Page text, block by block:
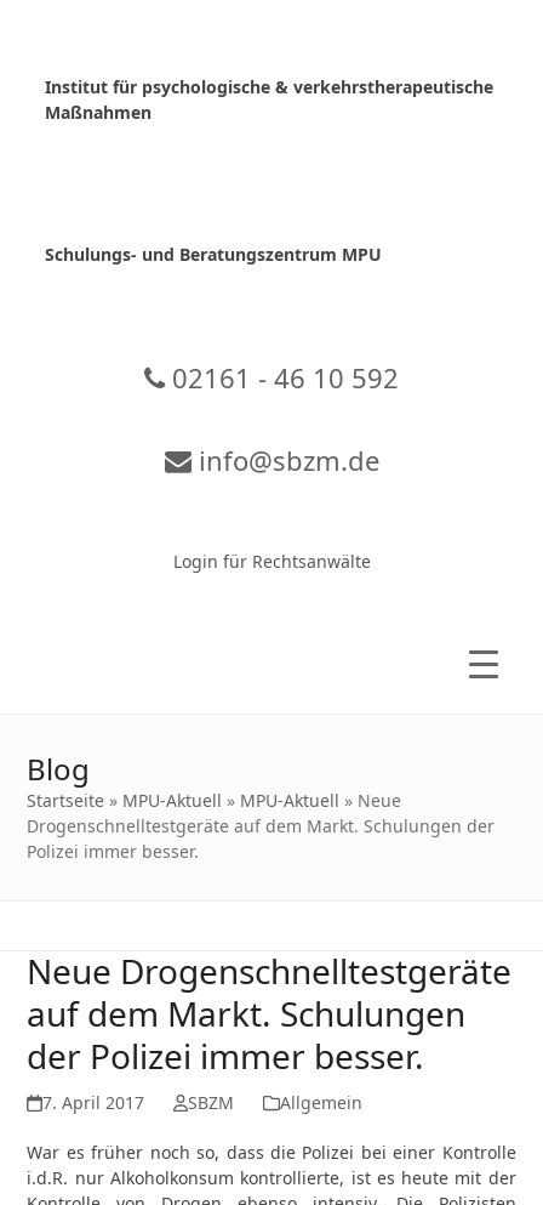
Institut für psychologische & verkehrstherapeutische
Maßnahmen
Schulungs- und Beratungszentrum MPU
02161 - 46 10 592
info@sbzm.de
Login für Rechtsanwälte
Blog
Startseite » MPU-Aktuell » MPU-Aktuell » Neue
Drogenschnelltestgeräte auf dem Markt. Schulungen der
Polizei immer besser.
Neue Drogenschnelltestgeräte
auf dem Markt. Schulungen
der Polizei immer besser.
7. April 2017 SBZM Allgemein
War es früher noch so, dass die Polizei bei einer Kontrolle
i.d.R. nur Alkoholkonsum kontrollierte, ist es heute mit der